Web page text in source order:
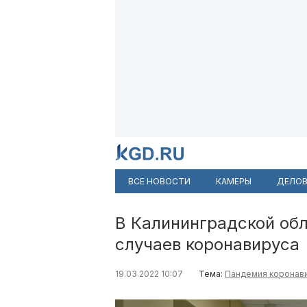
ВСЕ НОВОСТИ КАМЕРЫ
В Калининградской
случаев коронавируса
19.03.2022 10:07 Тема: Пандемия